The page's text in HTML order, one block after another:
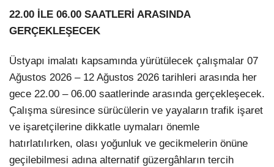
22.00 İLE 06.00 SAATLERİ ARASINDA
GERÇEKLEŞECEK
Üstyapı imalatı kapsamında yürütülecek çalışmalar 07
Ağustos 2026 – 12 Ağustos 2026 tarihleri arasında her
gece 22.00 – 06.00 saatlerinde arasında gerçekleşecek.
Çalışma süresince sürücülerin ve yayaların trafik işaret
ve işaretçilerine dikkatle uymaları önemle
hatırlatılırken, olası yoğunluk ve gecikmelerin önüne
geçilebilmesi adına alternatif güzergâhların tercih